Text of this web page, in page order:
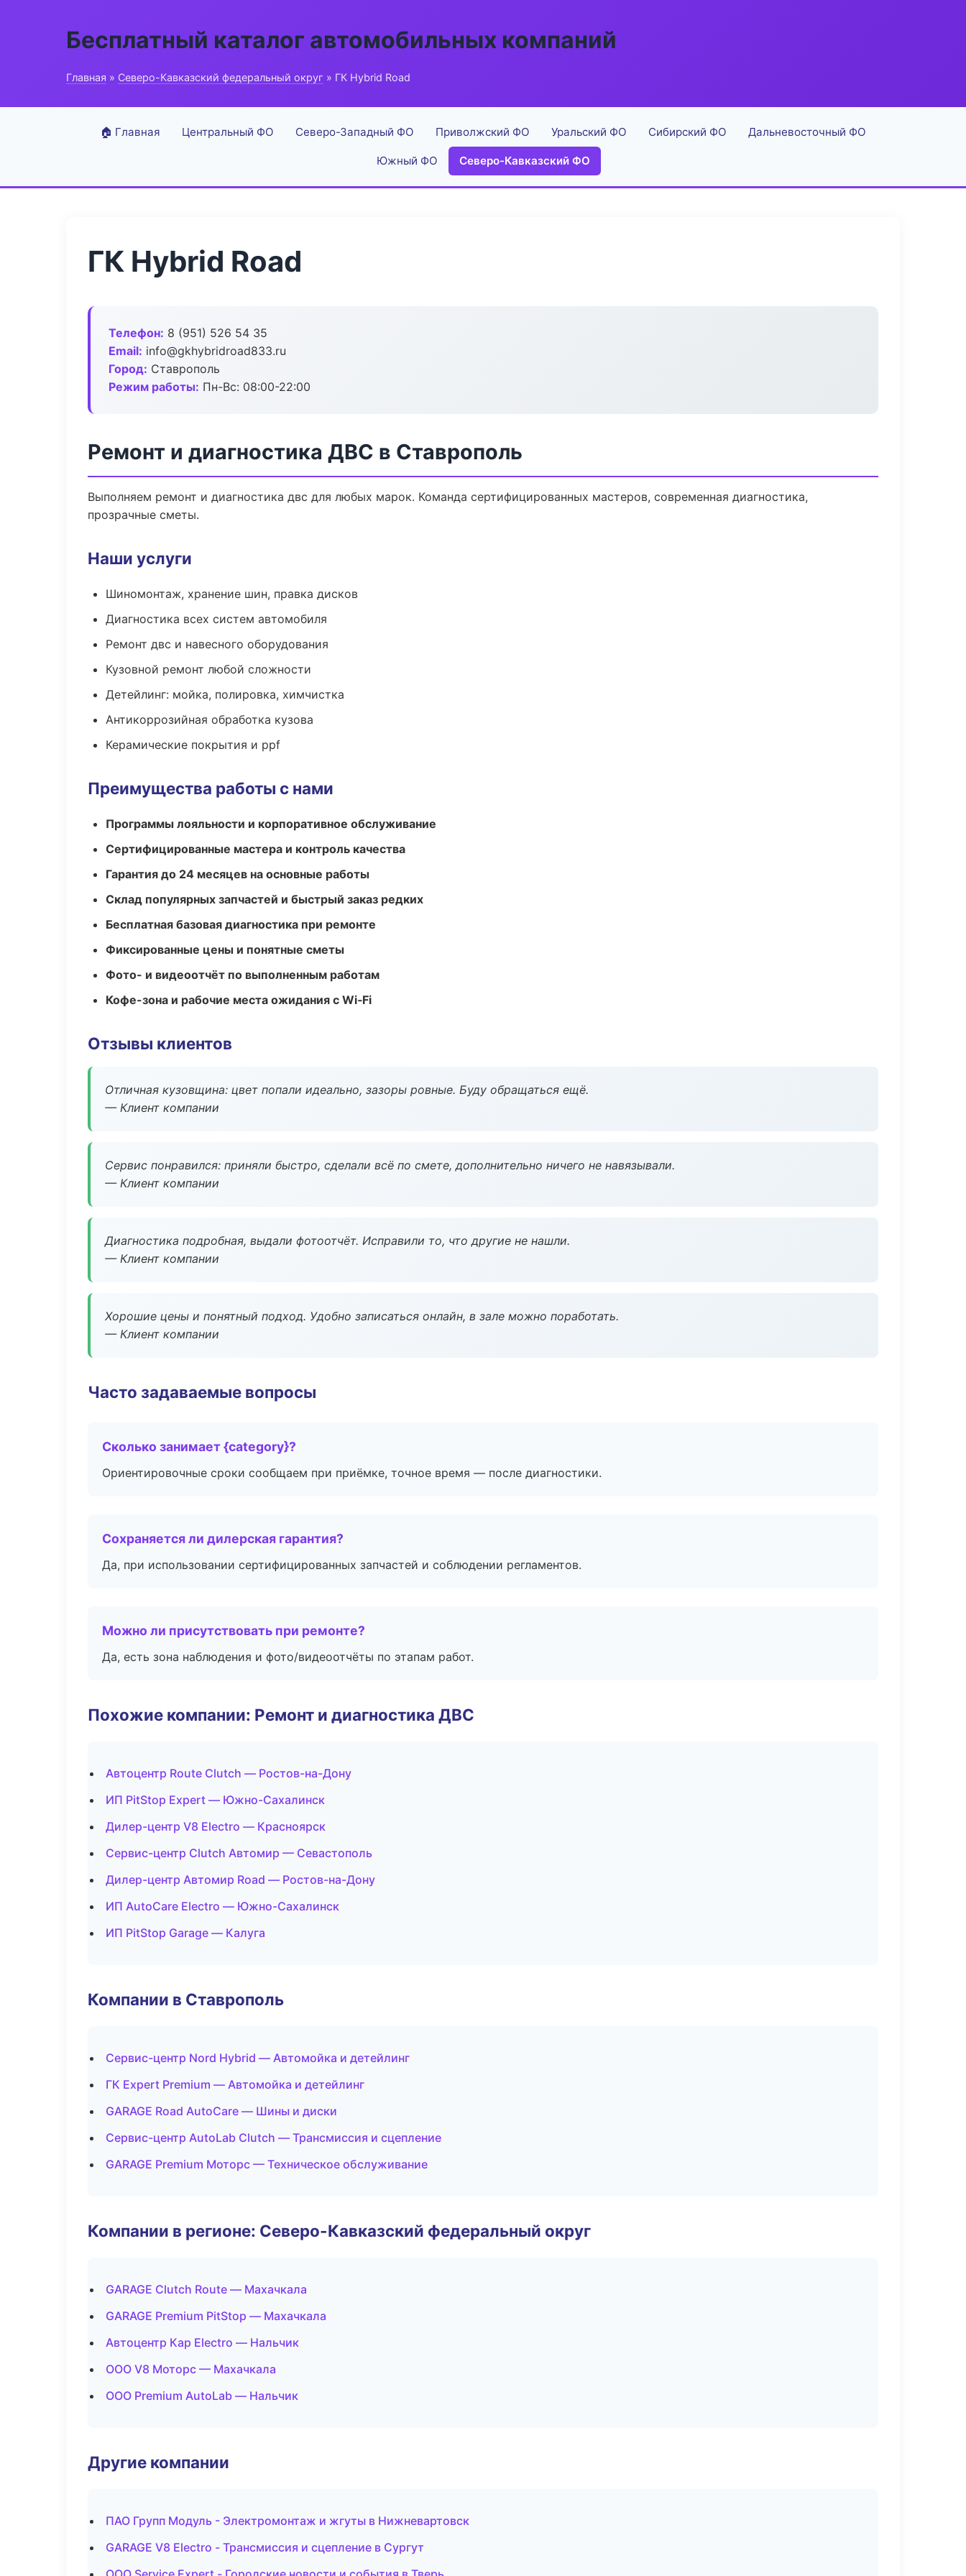
Бесплатный каталог автомобильных компаний
Главная » Северо-Кавказский федеральный округ » ГК Hybrid Road
🏠 Главная Центральный ФО Северо-Западный ФО Приволжский ФО Уральский ФО Сибирский ФО Дальневосточный ФО
Южный ФО Северо-Кавказский ФО
ГК Hybrid Road
Телефон: 8 (951) 526 54 35
Email: info@gkhybridroad833.ru
Город: Ставрополь
Режим работы: Пн-Вс: 08:00-22:00
Ремонт и диагностика ДВС в Ставрополь
Выполняем ремонт и диагностика двс для любых марок. Команда сертифицированных мастеров, современная диагностика,
прозрачные сметы.
Наши услуги
Шиномонтаж, хранение шин, правка дисков
Диагностика всех систем автомобиля
Ремонт двс и навесного оборудования
Кузовной ремонт любой сложности
Детейлинг: мойка, полировка, химчистка
Антикоррозийная обработка кузова
Керамические покрытия и ppf
Преимущества работы с нами
Программы лояльности и корпоративное обслуживание
Сертифицированные мастера и контроль качества
Гарантия до 24 месяцев на основные работы
Склад популярных запчастей и быстрый заказ редких
Бесплатная базовая диагностика при ремонте
Фиксированные цены и понятные сметы
Фото- и видеоотчёт по выполненным работам
Кофе-зона и рабочие места ожидания с Wi‑Fi
Отзывы клиентов
Отличная кузовщина: цвет попали идеально, зазоры ровные. Буду обращаться ещё.
— Клиент компании
Сервис понравился: приняли быстро, сделали всё по смете, дополнительно ничего не навязывали.
— Клиент компании
Диагностика подробная, выдали фотоотчёт. Исправили то, что другие не нашли.
— Клиент компании
Хорошие цены и понятный подход. Удобно записаться онлайн, в зале можно поработать.
— Клиент компании
Часто задаваемые вопросы
Сколько занимает {category}?
Ориентировочные сроки сообщаем при приёмке, точное время — после диагностики.
Сохраняется ли дилерская гарантия?
Да, при использовании сертифицированных запчастей и соблюдении регламентов.
Можно ли присутствовать при ремонте?
Да, есть зона наблюдения и фото/видеоотчёты по этапам работ.
Похожие компании: Ремонт и диагностика ДВС
Автоцентр Route Clutch — Ростов-на-Дону
ИП PitStop Expert — Южно-Сахалинск
Дилер-центр V8 Electro — Красноярск
Сервис-центр Clutch Автомир — Севастополь
Дилер-центр Автомир Road — Ростов-на-Дону
ИП AutoCare Electro — Южно-Сахалинск
ИП PitStop Garage — Калуга
Компании в Ставрополь
Сервис-центр Nord Hybrid — Автомойка и детейлинг
ГК Expert Premium — Автомойка и детейлинг
GARAGE Road AutoCare — Шины и диски
Сервис-центр AutoLab Clutch — Трансмиссия и сцепление
GARAGE Premium Моторс — Техническое обслуживание
Компании в регионе: Северо-Кавказский федеральный округ
GARAGE Clutch Route — Махачкала
GARAGE Premium PitStop — Махачкала
Автоцентр Кар Electro — Нальчик
ООО V8 Моторс — Махачкала
ООО Premium AutoLab — Нальчик
Другие компании
ПАО Групп Модуль - Электромонтаж и жгуты в Нижневартовск
GARAGE V8 Electro - Трансмиссия и сцепление в Сургут